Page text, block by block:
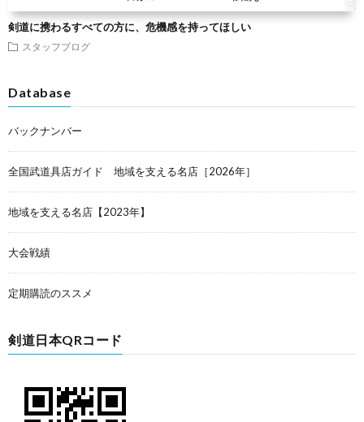
剣道に携わるすべての方に、危機感を持ってほしい
スタッフブログ
Database
バックナンバー
全国武道具店ガイド 地域を支える名店［2026年］
地域を支える名店【2023年】
大会戦績
定期購読のススメ
剣道日本QRコード